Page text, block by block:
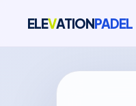
ELEVATIONPADEL